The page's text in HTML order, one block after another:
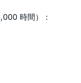
時間）：